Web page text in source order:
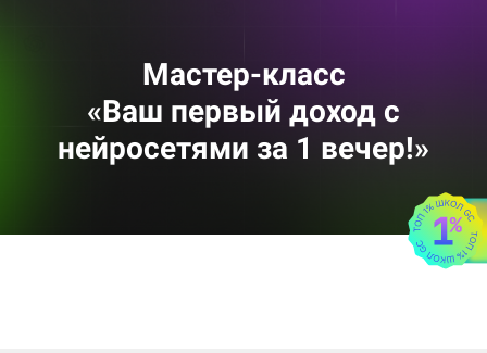
Мастер-класс
«Ваш первый дoход с
нейросетями за 1 вечер!»